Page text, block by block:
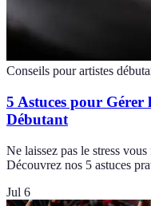
Conseils pour artistes
5 Astuces pour Gérer
Débutant
Ne laissez pas le stress
Découvrez nos 5 astuces
Jul 6